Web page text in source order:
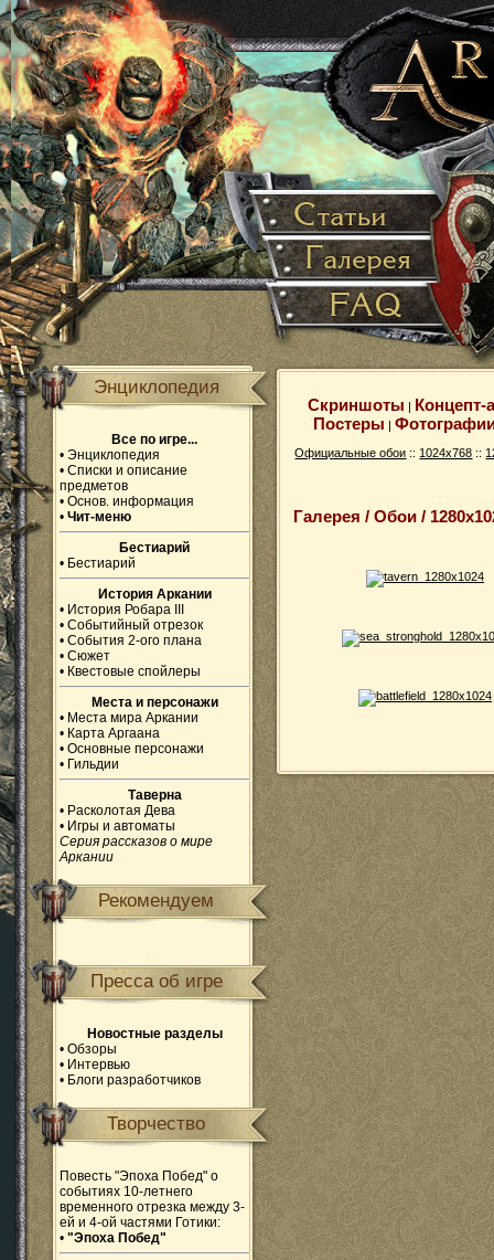
Энциклопедия
Все по игре...
• Энциклопедия
• Списки и описание
предметов
• Основ. информация
• Чит-меню
Бестиарий
• Бестиарий
История Аркании
• История Робара III
• Событийный отрезок
• События 2-ого плана
• Сюжет
• Квестовые спойлеры
Места и персонажи
• Места мира Аркании
• Карта Аргаана
• Основные персонажи
• Гильдии
Таверна
• Расколотая Дева
• Игры и автоматы
Серия рассказов о мире
Аркании
Рекомендуем
Пресса об игре
Новостные разделы
• Обзоры
• Интервью
• Блоги разработчиков
Творчество
Повесть "Эпоха Побед" о
событиях 10-летнего
временного отрезка между 3-
ей и 4-ой частями Готики:
• "Эпоха Побед"
Скриншоты | Концепт-
Постеры |
Официальные обои :: 1024x768 ::
Галерея / Обои /